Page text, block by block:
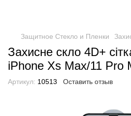
Защитное Стекло и Пленки
Захисне скло 4D+
iPhone Xs Max/11 Pro
Артикул: 10513 Оставить отзыв